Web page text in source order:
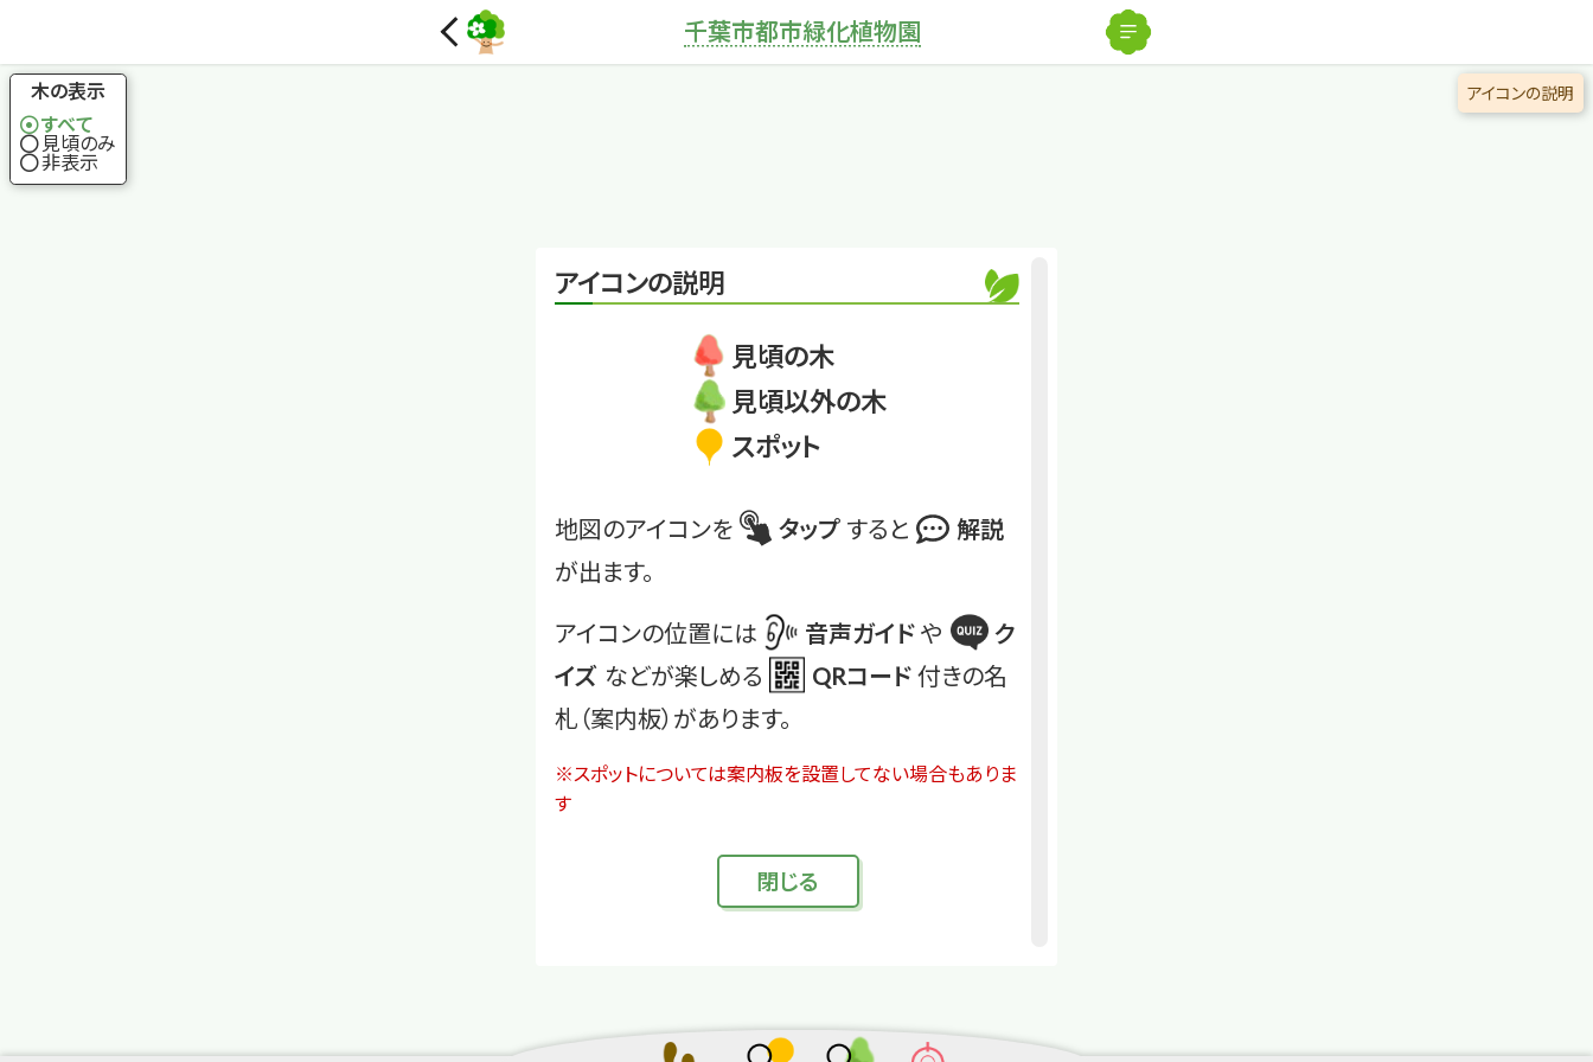
アイコンの説明
見頃の木
見頃以外の木
スポット
地図のアイコンを タップ すると
解説
が出ます。
アイコンの位置には 音声ガイド や
ク
イズ などが楽しめる QRコード 付きの名
札（案内板）があります。
※スポットについては案内板を設置してない場合もありま
す
閉じる
千葉市都市緑化植物園
ムクゲ
一期一会の夏の花
×
木の表示
すべて
見頃のみ
非表示
アイコンの説明